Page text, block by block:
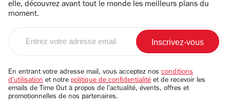
elle, découvrez avant tout le monde les meilleurs plans du
moment.
email
En entrant votre adresse mail, vous acceptez nos conditions
d'utilisation et notre politique de confidentialité et de recevoir les
emails de Time Out à propos de l'actualité, évents, offres et
promotionnelles de nos partenaires.